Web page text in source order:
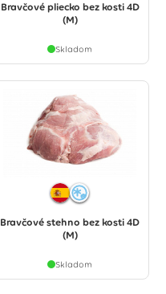
Bravčové pliecko bez kosti 4D
(M)
Skladom
Bravčové stehno bez kosti 4D
(M)
Skladom